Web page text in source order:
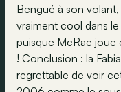
Bengué à son
vraiment cool dans
puisque McRae joue
! Conclusion : la
regrettable de voir